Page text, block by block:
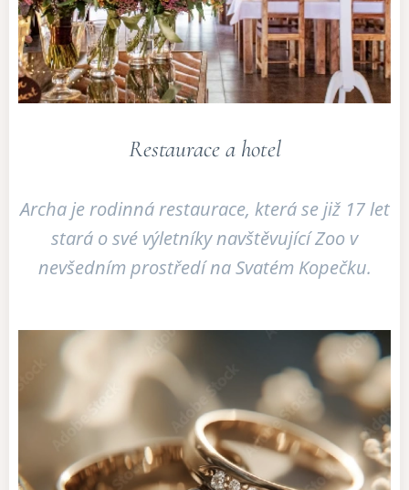
Restaurace a hotel
Archa je rodinná restaurace, která se již 17 let
stará o své výletníky navštěvující Zoo v
nevšedním prostředí na Svatém Kopečku.